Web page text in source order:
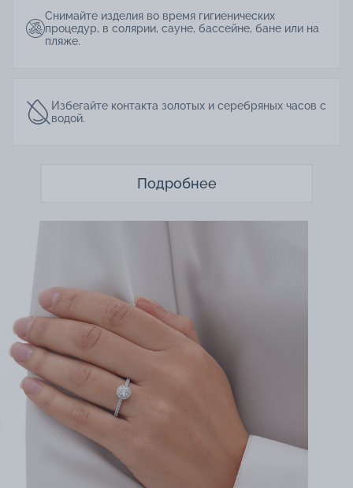
Снимайте изделия во время гигиенических
процедур, в солярии, сауне, бассейне, бане или на
пляже.
Избегайте контакта золотых и серебряных часов с
водой.
Подробнее